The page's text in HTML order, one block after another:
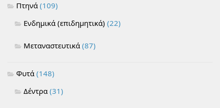
Πτηνά (109)
Ενδημικά (επιδημητικά) (22)
Μεταναστευτικά (87)
Φυτά (148)
Δέντρα (31)